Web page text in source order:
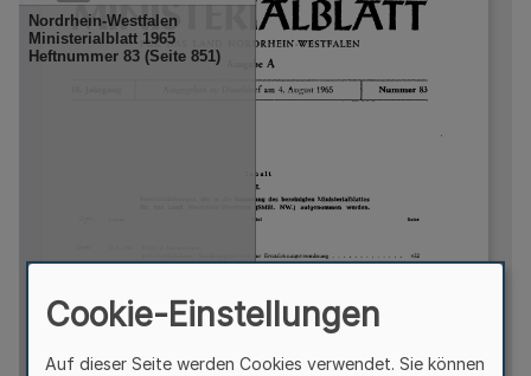
Cookie-Einstellungen
Auf dieser Seite werden Cookies verwendet. Sie können